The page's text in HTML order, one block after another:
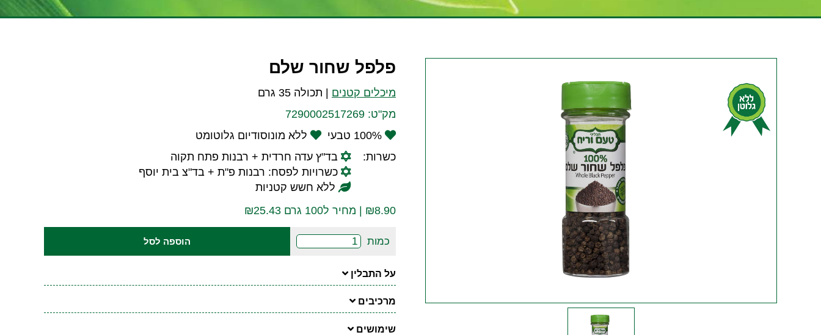
פלפל שחור שלם
מיכלים קטנים
תכולה 35 גרם
מק"ט: 7290002517269
100% טבעי
ללא מונוסודיום גלוטומט
כשרות:
בד"ץ עדה חרדית + רבנות פתח תקוה
כשרויות לפסח: רבנות פ"ת + בד"צ בית יוסף
ללא חשש קטניות
₪8.90 | מחיר ל100 גרם ₪25.43
כמות הוספה לסל
על התבלין
מרכיבים
שימושים